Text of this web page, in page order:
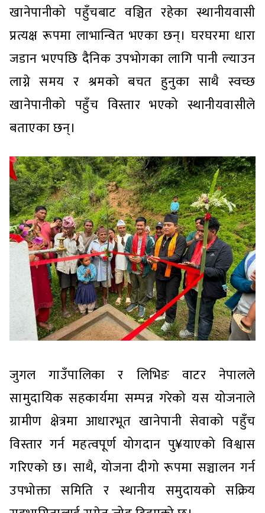
खानेपानीको पहुँचबाट वञ्चित रहेका स्थानीयवासी
प्रत्यक्ष रूपमा लाभान्वित भएका छन्। घरघरमा धारा
जडान भएपछि दैनिक उपभोगका लागि पानी ल्याउन
लाग्ने समय र श्रमको बचत हुनुका साथै स्वच्छ
खानेपानीको पहुँच विस्तार भएको स्थानीयवासीले
बताएका छन्।
जुगल गाउँपालिका र लिभिङ वाटर नेपालले
सामुदायिक सहकार्यमा सम्पन्न गरेको यस योजनाले
ग्रामीण क्षेत्रमा आधारभूत खानेपानी सेवाको पहुँच
विस्तार गर्न महत्वपूर्ण योगदान पु¥याएको विश्वास
गरिएको छ। साथै, योजना दीगो रूपमा सञ्चालन गर्न
उपभोक्ता समिति र स्थानीय समुदायको सक्रिय